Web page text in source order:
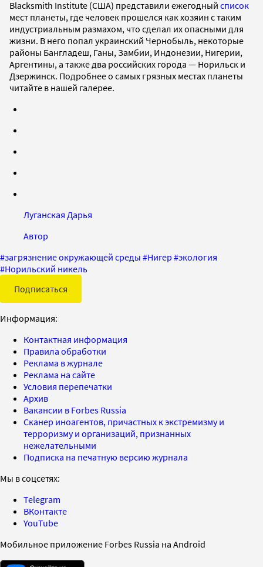
Blacksmith Institute (США) представили ежегодный список
мест планеты, где человек прошелся как хозяин с таким
индустриальным размахом, что сделал их опасными для
жизни. В него попал украинский Чернобыль, некоторые
районы Бангладеш, Ганы, Замбии, Индонезии, Нигерии,
Аргентины, а также два российских города — Норильск и
Дзержинск. Подробнее о самых грязных местах планеты
читайте в нашей галерее.
Луганская Дарья
Автор
#загрязнение окружающей среды #Нигер #экология
#Норильский никель
Подписаться
Информация:
Контактная информация
Правила обработки
Реклама в журнале
Реклама на сайте
Условия перепечатки
Архив
Вакансии в Forbes Russia
Сканер иноагентов, причастных к экстремизму и
терроризму и организаций, признанных
нежелательными
Подписка на печатную версию журнала
Мы в соцсетях:
Telegram
ВКонтакте
YouTube
Мобильное приложение Forbes Russia на Android